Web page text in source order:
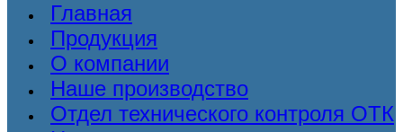
Главная
Продукция
О компании
Наше производство
Отдел технического контроля ОТК